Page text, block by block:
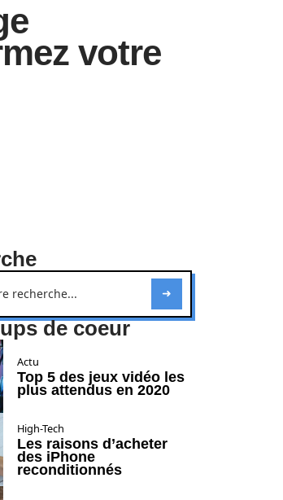
votre
de coeur
Actu
Top 5 des jeux vidéo les
plus attendus en 2020
High-Tech
Les raisons d’acheter
des iPhone
reconditionnés